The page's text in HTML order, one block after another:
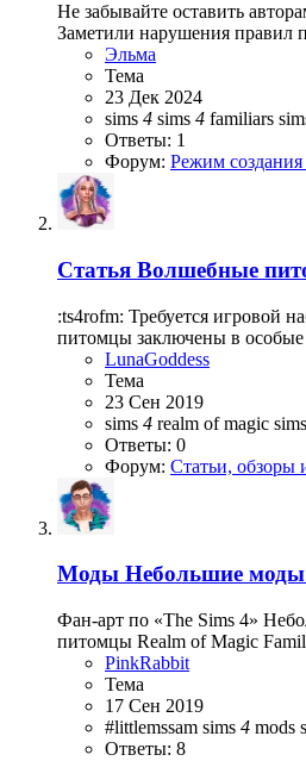
Не забывайте оставить
Заметили нарушения правил
Эльма
Тема
23 Дек 2024
sims 4 sims 4 familiars
Ответы: 1
Форум: Режим
Статья Волшебные
:ts4rofm: Требуется игровой
питомцы заключены в
LunaGoddess
Тема
23 Сен 2019
sims 4 realm of magic sims
Ответы: 0
Форум: Статьи, обзоры
Моды Небольшие
Фан-арт по «The Sims 4»
питомцы Realm of Magic
PinkRabbit
Тема
17 Сен 2019
#littlemssam sims 4 mods
Ответы: 8